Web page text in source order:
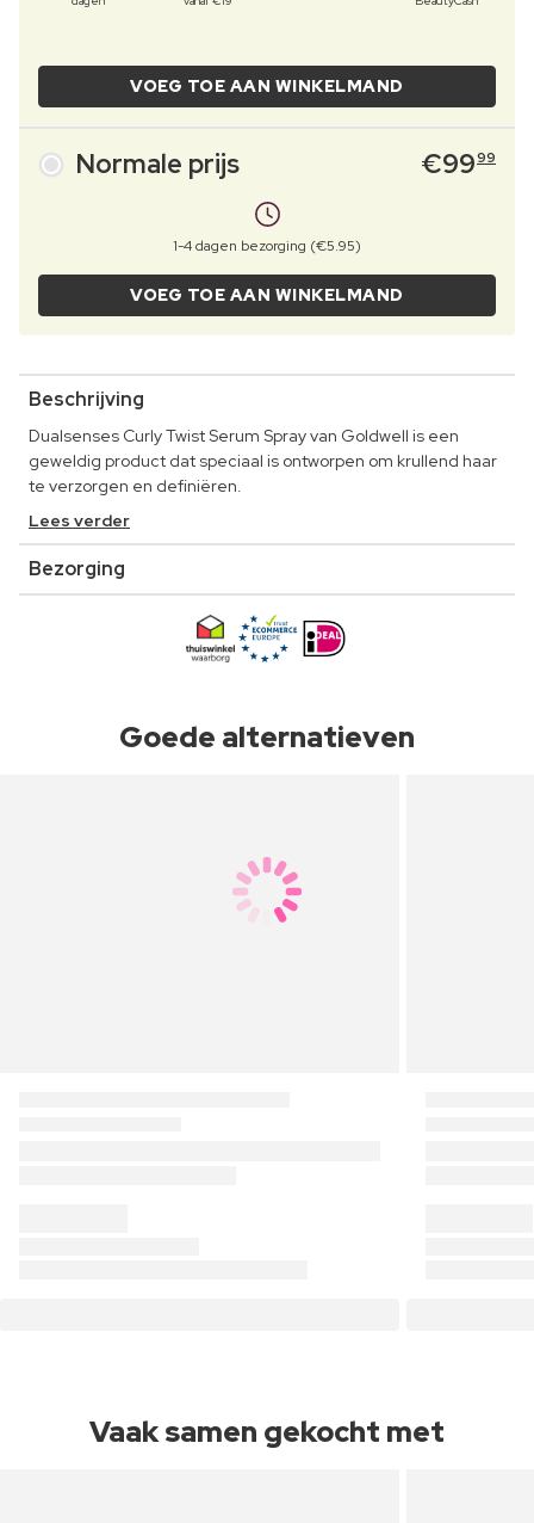
VOEG TOE AAN WINKELMAND
Normale prijs €9999
1-4 dagen bezorging (€5.95)
VOEG TOE AAN WINKELMAND
Beschrijving
Dualsenses Curly Twist Serum Spray van Goldwell is een
geweldig product dat speciaal is ontworpen om krullend haar
te verzorgen en definiëren.
Lees verder
Bezorging
Goede alternatieven
Vaak samen gekocht met